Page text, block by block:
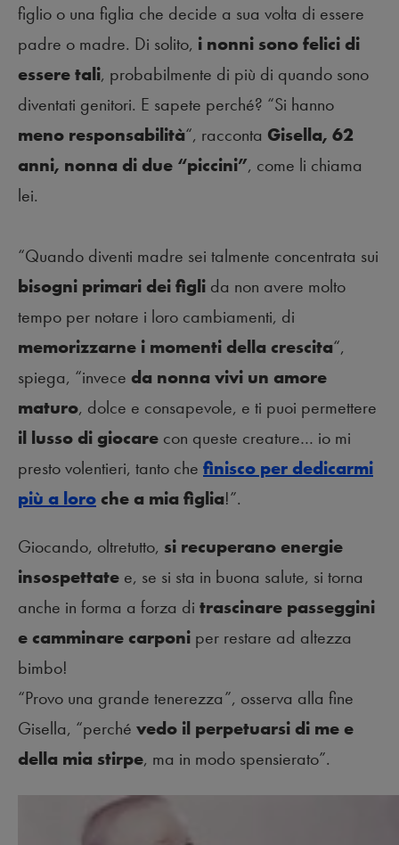
figlio o una figlia che decide a sua volta di essere
padre o madre. Di solito, i nonni sono felici di
essere tali, probabilmente di più di quando sono
diventati genitori. E sapete perché? “Si hanno
meno responsabilità“, racconta Gisella, 62
anni, nonna di due “piccini”, come li chiama
lei.
“Quando diventi madre sei talmente concentrata sui
bisogni primari dei figli da non avere molto
tempo per notare i loro cambiamenti, di
memorizzarne i momenti della crescita“,
spiega, “invece da nonna vivi un amore
maturo, dolce e consapevole, e ti puoi permettere
il lusso di giocare con queste creature… io mi
presto volentieri, tanto che finisco per dedicarmi
più a loroche a mia figlia!”.
Giocando, oltretutto, si recuperano energie
insospettate e, se si sta in buona salute, si torna
anche in forma a forza di trascinare passeggini
e camminare carponi per restare ad altezza
bimbo!
“Provo una grande tenerezza”, osserva alla fine
Gisella, “perché vedo il perpetuarsi di me e
della mia stirpe, ma in modo spensierato”.